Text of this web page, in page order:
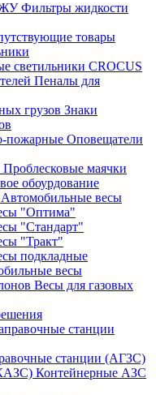
Фильтры жидкости
товары
светильники CROCUS
Пеналы для
Знаки
Оповещатели
Проблесковые маячки
обоурдование
Автомобильные весы
"Оптима"
"Стандарт"
"Тракт"
подкладные
весы
Весы для газовых
станции (АГЗС)
Контейнерные АЗС